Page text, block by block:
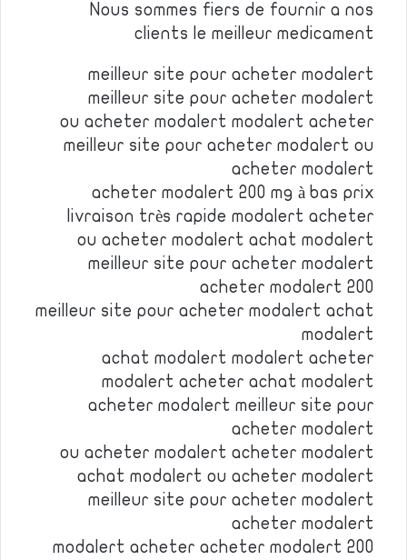
Nous sommes fiers de fournir a nos
clients le meilleur medicament
meilleur site pour acheter modalert
meilleur site pour acheter modalert
ou acheter modalert modalert acheter
meilleur site pour acheter modalert ou
acheter modalert
acheter modalert 200 mg à bas prix
livraison très rapide modalert acheter
ou acheter modalert achat modalert
meilleur site pour acheter modalert
acheter modalert 200
meilleur site pour acheter modalert achat
modalert
achat modalert modalert acheter
modalert acheter achat modalert
acheter modalert meilleur site pour
acheter modalert
ou acheter modalert acheter modalert
achat modalert ou acheter modalert
meilleur site pour acheter modalert
acheter modalert
modalert acheter acheter modalert 200